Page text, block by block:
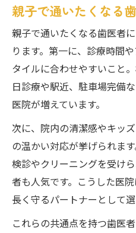
親子で通いたくなる
親子で通いたくなる歯医者
ります。第一に、診療時間
タイルに合わせやすいこと
日診療や駅近、駐車場完備
医院が増えています。
次に、院内の清潔感やキッ
の温かい対応が挙げられま
検診やクリーニングを受け
者も人気です。こうした医
長く守るパートナーとして選
これらの共通点を持つ歯医